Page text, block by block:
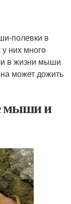
полевки в
у них много
в жизни мыши
может дожить
мыши и